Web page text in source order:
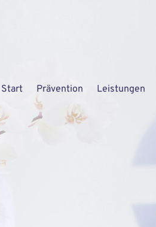
Start Prävention Leistungen